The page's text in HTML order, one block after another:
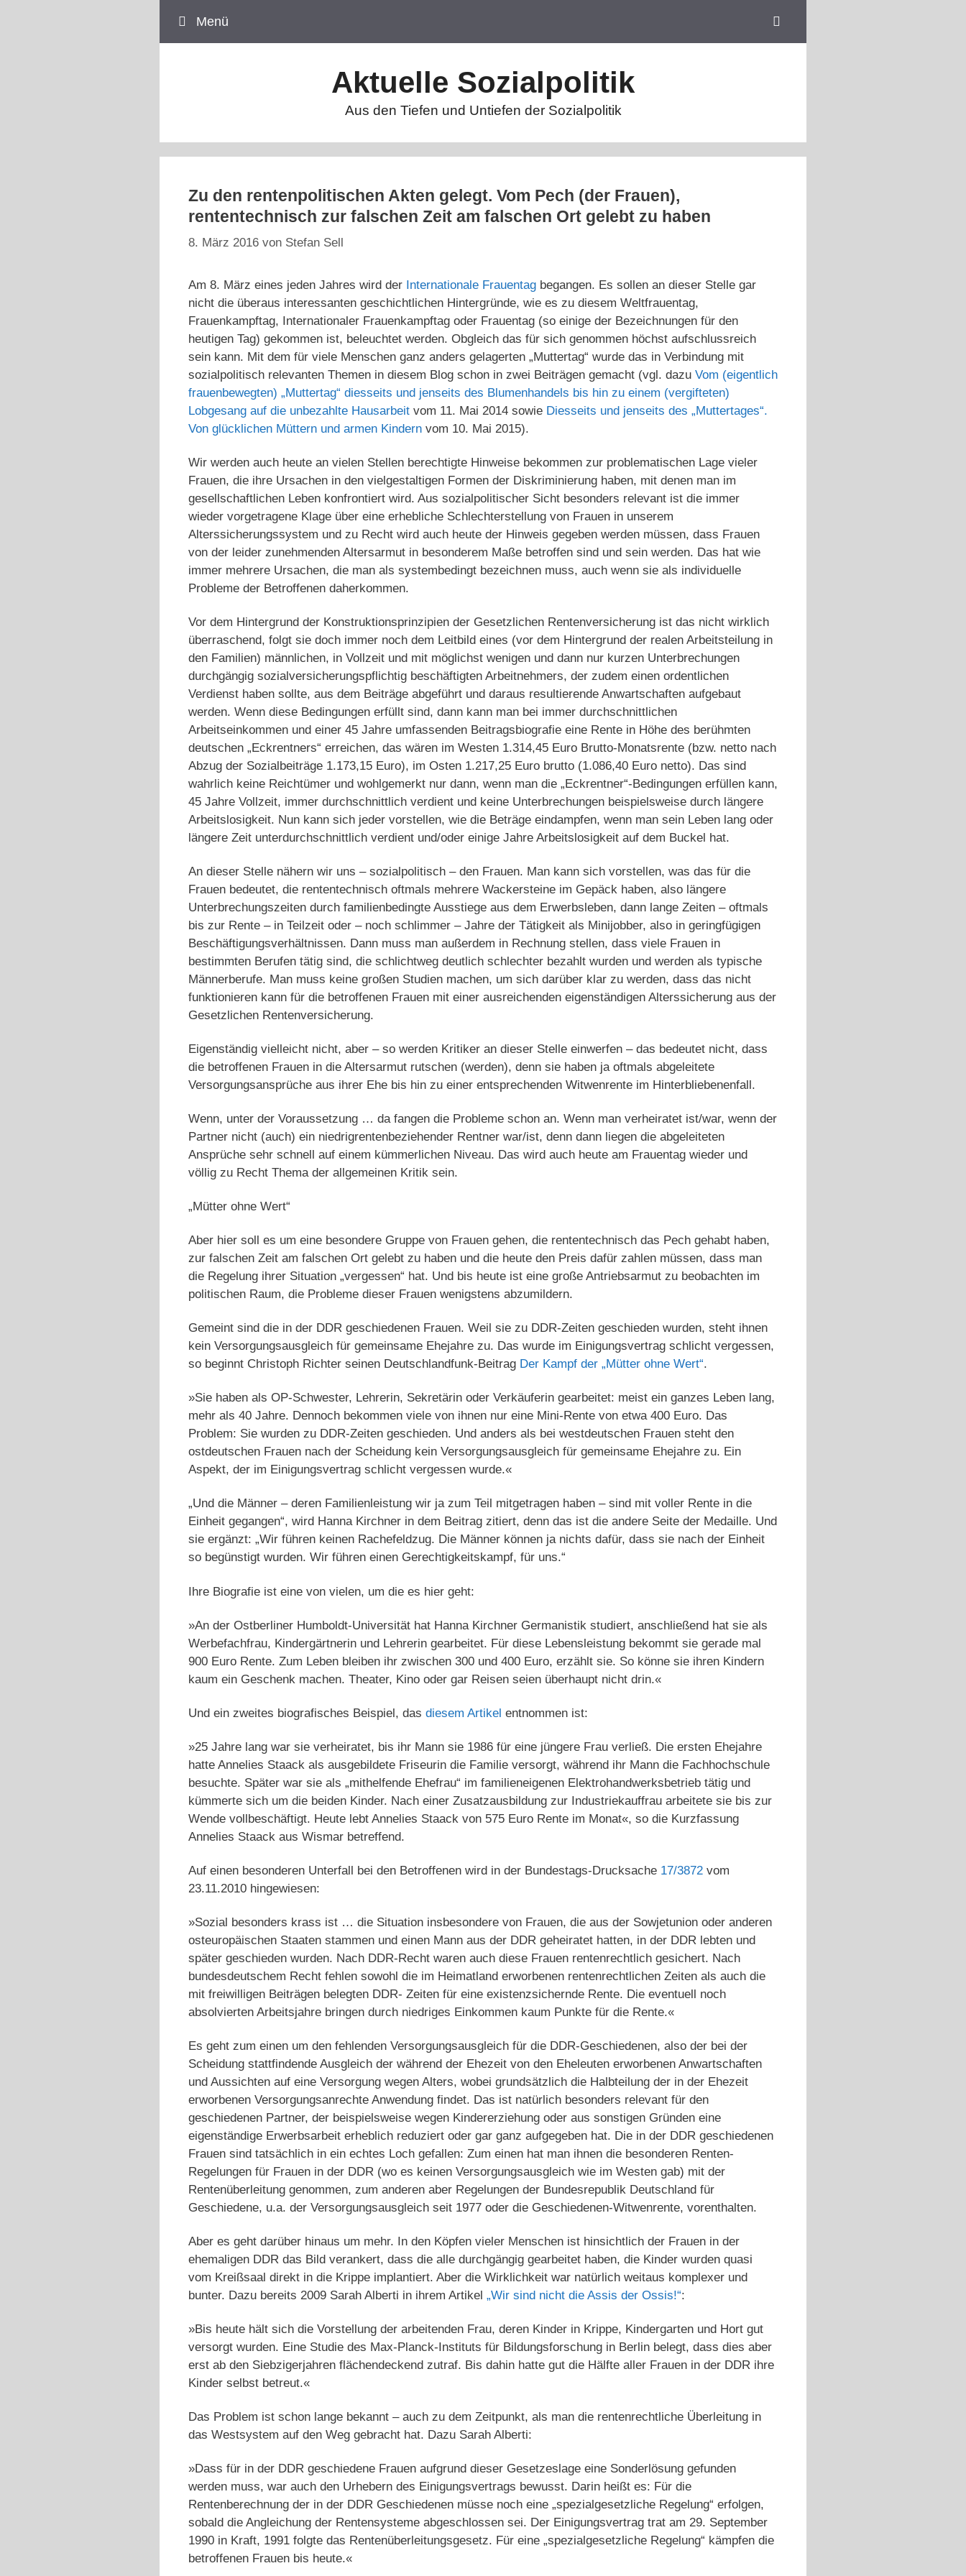
Menü
Aktuelle Sozialpolitik
Aus den Tiefen und Untiefen der Sozialpolitik
Zu den rentenpolitischen Akten gelegt. Vom Pech (der Frauen),
rententechnisch zur falschen Zeit am falschen Ort gelebt zu haben
8. März 2016 von Stefan Sell
Am 8. März eines jeden Jahres wird der Internationale Frauentag begangen. Es sollen an dieser Stelle gar
nicht die überaus interessanten geschichtlichen Hintergründe, wie es zu diesem Weltfrauentag,
Frauenkampftag, Internationaler Frauenkampftag oder Frauentag (so einige der Bezeichnungen für den
heutigen Tag) gekommen ist, beleuchtet werden. Obgleich das für sich genommen höchst aufschlussreich
sein kann. Mit dem für viele Menschen ganz anders gelagerten „Muttertag“ wurde das in Verbindung mit
sozialpolitisch relevanten Themen in diesem Blog schon in zwei Beiträgen gemacht (vgl. dazu Vom (eigentlich
frauenbewegten) „Muttertag“ diesseits und jenseits des Blumenhandels bis hin zu einem (vergifteten)
Lobgesang auf die unbezahlte Hausarbeit vom 11. Mai 2014 sowie Diesseits und jenseits des „Muttertages“.
Von glücklichen Müttern und armen Kindern vom 10. Mai 2015).
Wir werden auch heute an vielen Stellen berechtigte Hinweise bekommen zur problematischen Lage vieler
Frauen, die ihre Ursachen in den vielgestaltigen Formen der Diskriminierung haben, mit denen man im
gesellschaftlichen Leben konfrontiert wird. Aus sozialpolitischer Sicht besonders relevant ist die immer
wieder vorgetragene Klage über eine erhebliche Schlechterstellung von Frauen in unserem
Alterssicherungssystem und zu Recht wird auch heute der Hinweis gegeben werden müssen, dass Frauen
von der leider zunehmenden Altersarmut in besonderem Maße betroffen sind und sein werden. Das hat wie
immer mehrere Ursachen, die man als systembedingt bezeichnen muss, auch wenn sie als individuelle
Probleme der Betroffenen daherkommen.
Vor dem Hintergrund der Konstruktionsprinzipien der Gesetzlichen Rentenversicherung ist das nicht wirklich
überraschend, folgt sie doch immer noch dem Leitbild eines (vor dem Hintergrund der realen Arbeitsteilung in
den Familien) männlichen, in Vollzeit und mit möglichst wenigen und dann nur kurzen Unterbrechungen
durchgängig sozialversicherungspflichtig beschäftigten Arbeitnehmers, der zudem einen ordentlichen
Verdienst haben sollte, aus dem Beiträge abgeführt und daraus resultierende Anwartschaften aufgebaut
werden. Wenn diese Bedingungen erfüllt sind, dann kann man bei immer durchschnittlichen
Arbeitseinkommen und einer 45 Jahre umfassenden Beitragsbiografie eine Rente in Höhe des berühmten
deutschen „Eckrentners“ erreichen, das wären im Westen 1.314,45 Euro Brutto-Monatsrente (bzw. netto nach
Abzug der Sozialbeiträge 1.173,15 Euro), im Osten 1.217,25 Euro brutto (1.086,40 Euro netto). Das sind
wahrlich keine Reichtümer und wohlgemerkt nur dann, wenn man die „Eckrentner“-Bedingungen erfüllen kann,
45 Jahre Vollzeit, immer durchschnittlich verdient und keine Unterbrechungen beispielsweise durch längere
Arbeitslosigkeit. Nun kann sich jeder vorstellen, wie die Beträge eindampfen, wenn man sein Leben lang oder
längere Zeit unterdurchschnittlich verdient und/oder einige Jahre Arbeitslosigkeit auf dem Buckel hat.
An dieser Stelle nähern wir uns – sozialpolitisch – den Frauen. Man kann sich vorstellen, was das für die
Frauen bedeutet, die rententechnisch oftmals mehrere Wackersteine im Gepäck haben, also längere
Unterbrechungszeiten durch familienbedingte Ausstiege aus dem Erwerbsleben, dann lange Zeiten – oftmals
bis zur Rente – in Teilzeit oder – noch schlimmer – Jahre der Tätigkeit als Minijobber, also in geringfügigen
Beschäftigungsverhältnissen. Dann muss man außerdem in Rechnung stellen, dass viele Frauen in
bestimmten Berufen tätig sind, die schlichtweg deutlich schlechter bezahlt wurden und werden als typische
Männerberufe. Man muss keine großen Studien machen, um sich darüber klar zu werden, dass das nicht
funktionieren kann für die betroffenen Frauen mit einer ausreichenden eigenständigen Alterssicherung aus der
Gesetzlichen Rentenversicherung.
Eigenständig vielleicht nicht, aber – so werden Kritiker an dieser Stelle einwerfen – das bedeutet nicht, dass
die betroffenen Frauen in die Altersarmut rutschen (werden), denn sie haben ja oftmals abgeleitete
Versorgungsansprüche aus ihrer Ehe bis hin zu einer entsprechenden Witwenrente im Hinterbliebenenfall.
Wenn, unter der Voraussetzung … da fangen die Probleme schon an. Wenn man verheiratet ist/war, wenn der
Partner nicht (auch) ein niedrigrentenbeziehender Rentner war/ist, denn dann liegen die abgeleiteten
Ansprüche sehr schnell auf einem kümmerlichen Niveau. Das wird auch heute am Frauentag wieder und
völlig zu Recht Thema der allgemeinen Kritik sein.
„Mütter ohne Wert“
Aber hier soll es um eine besondere Gruppe von Frauen gehen, die rententechnisch das Pech gehabt haben,
zur falschen Zeit am falschen Ort gelebt zu haben und die heute den Preis dafür zahlen müssen, dass man
die Regelung ihrer Situation „vergessen“ hat. Und bis heute ist eine große Antriebsarmut zu beobachten im
politischen Raum, die Probleme dieser Frauen wenigstens abzumildern.
Gemeint sind die in der DDR geschiedenen Frauen. Weil sie zu DDR-Zeiten geschieden wurden, steht ihnen
kein Versorgungsausgleich für gemeinsame Ehejahre zu. Das wurde im Einigungsvertrag schlicht vergessen,
so beginnt Christoph Richter seinen Deutschlandfunk-Beitrag Der Kampf der „Mütter ohne Wert“.
»Sie haben als OP-Schwester, Lehrerin, Sekretärin oder Verkäuferin gearbeitet: meist ein ganzes Leben lang,
mehr als 40 Jahre. Dennoch bekommen viele von ihnen nur eine Mini-Rente von etwa 400 Euro. Das
Problem: Sie wurden zu DDR-Zeiten geschieden. Und anders als bei westdeutschen Frauen steht den
ostdeutschen Frauen nach der Scheidung kein Versorgungsausgleich für gemeinsame Ehejahre zu. Ein
Aspekt, der im Einigungsvertrag schlicht vergessen wurde.«
„Und die Männer – deren Familienleistung wir ja zum Teil mitgetragen haben – sind mit voller Rente in die
Einheit gegangen“, wird Hanna Kirchner in dem Beitrag zitiert, denn das ist die andere Seite der Medaille. Und
sie ergänzt: „Wir führen keinen Rachefeldzug. Die Männer können ja nichts dafür, dass sie nach der Einheit
so begünstigt wurden. Wir führen einen Gerechtigkeitskampf, für uns.“
Ihre Biografie ist eine von vielen, um die es hier geht:
»An der Ostberliner Humboldt-Universität hat Hanna Kirchner Germanistik studiert, anschließend hat sie als
Werbefachfrau, Kindergärtnerin und Lehrerin gearbeitet. Für diese Lebensleistung bekommt sie gerade mal
900 Euro Rente. Zum Leben bleiben ihr zwischen 300 und 400 Euro, erzählt sie. So könne sie ihren Kindern
kaum ein Geschenk machen. Theater, Kino oder gar Reisen seien überhaupt nicht drin.«
Und ein zweites biografisches Beispiel, das diesem Artikel entnommen ist:
»25 Jahre lang war sie verheiratet, bis ihr Mann sie 1986 für eine jüngere Frau verließ. Die ersten Ehejahre
hatte Annelies Staack als ausgebildete Friseurin die Familie versorgt, während ihr Mann die Fachhochschule
besuchte. Später war sie als „mithelfende Ehefrau“ im familieneigenen Elektrohandwerksbetrieb tätig und
kümmerte sich um die beiden Kinder. Nach einer Zusatzausbildung zur Industriekauffrau arbeitete sie bis zur
Wende vollbeschäftigt. Heute lebt Annelies Staack von 575 Euro Rente im Monat«, so die Kurzfassung
Annelies Staack aus Wismar betreffend.
Auf einen besonderen Unterfall bei den Betroffenen wird in der Bundestags-Drucksache 17/3872 vom
23.11.2010 hingewiesen:
»Sozial besonders krass ist … die Situation insbesondere von Frauen, die aus der Sowjetunion oder anderen
osteuropäischen Staaten stammen und einen Mann aus der DDR geheiratet hatten, in der DDR lebten und
später geschieden wurden. Nach DDR-Recht waren auch diese Frauen rentenrechtlich gesichert. Nach
bundesdeutschem Recht fehlen sowohl die im Heimatland erworbenen rentenrechtlichen Zeiten als auch die
mit freiwilligen Beiträgen belegten DDR- Zeiten für eine existenzsichernde Rente. Die eventuell noch
absolvierten Arbeitsjahre bringen durch niedriges Einkommen kaum Punkte für die Rente.«
Es geht zum einen um den fehlenden Versorgungsausgleich für die DDR-Geschiedenen, also der bei der
Scheidung stattfindende Ausgleich der während der Ehezeit von den Eheleuten erworbenen Anwartschaften
und Aussichten auf eine Versorgung wegen Alters, wobei grundsätzlich die Halbteilung der in der Ehezeit
erworbenen Versorgungsanrechte Anwendung findet. Das ist natürlich besonders relevant für den
geschiedenen Partner, der beispielsweise wegen Kindererziehung oder aus sonstigen Gründen eine
eigenständige Erwerbsarbeit erheblich reduziert oder gar ganz aufgegeben hat. Die in der DDR geschiedenen
Frauen sind tatsächlich in ein echtes Loch gefallen: Zum einen hat man ihnen die besonderen Renten-
Regelungen für Frauen in der DDR (wo es keinen Versorgungsausgleich wie im Westen gab) mit der
Rentenüberleitung genommen, zum anderen aber Regelungen der Bundesrepublik Deutschland für
Geschiedene, u.a. der Versorgungsausgleich seit 1977 oder die Geschiedenen-Witwenrente, vorenthalten.
Aber es geht darüber hinaus um mehr. In den Köpfen vieler Menschen ist hinsichtlich der Frauen in der
ehemaligen DDR das Bild verankert, dass die alle durchgängig gearbeitet haben, die Kinder wurden quasi
vom Kreißsaal direkt in die Krippe implantiert. Aber die Wirklichkeit war natürlich weitaus komplexer und
bunter. Dazu bereits 2009 Sarah Alberti in ihrem Artikel „Wir sind nicht die Assis der Ossis!“:
»Bis heute hält sich die Vorstellung der arbeitenden Frau, deren Kinder in Krippe, Kindergarten und Hort gut
versorgt wurden. Eine Studie des Max-Planck-Instituts für Bildungsforschung in Berlin belegt, dass dies aber
erst ab den Siebzigerjahren flächendeckend zutraf. Bis dahin hatte gut die Hälfte aller Frauen in der DDR ihre
Kinder selbst betreut.«
Das Problem ist schon lange bekannt – auch zu dem Zeitpunkt, als man die rentenrechtliche Überleitung in
das Westsystem auf den Weg gebracht hat. Dazu Sarah Alberti:
»Dass für in der DDR geschiedene Frauen aufgrund dieser Gesetzeslage eine Sonderlösung gefunden
werden muss, war auch den Urhebern des Einigungsvertrags bewusst. Darin heißt es: Für die
Rentenberechnung der in der DDR Geschiedenen müsse noch eine „spezialgesetzliche Regelung“ erfolgen,
sobald die Angleichung der Rentensysteme abgeschlossen sei. Der Einigungsvertrag trat am 29. September
1990 in Kraft, 1991 folgte das Rentenüberleitungsgesetz. Für eine „spezialgesetzliche Regelung“ kämpfen die
betroffenen Frauen bis heute.«